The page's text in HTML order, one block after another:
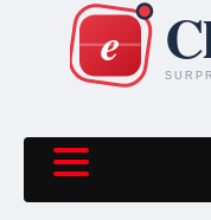
content